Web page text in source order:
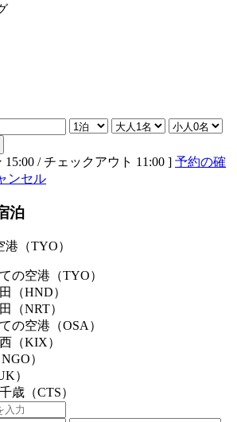
/ チェックアウト 11:00 ] 予約の確
ンセル
泊
（TYO）
の空港（TYO）
（HND）
（NRT）
の空港（OSA）
（KIX）
）
）
歳（CTS）